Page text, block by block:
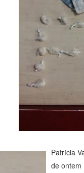
Patrícia
de ontem